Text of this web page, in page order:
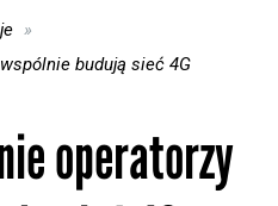
budują sieć 4G
operatorzy